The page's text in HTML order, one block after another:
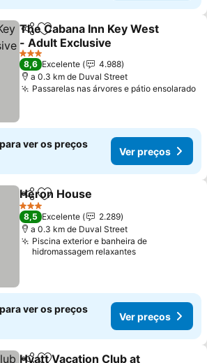
PartilharAdicionar aos favoritos
The Cabana Inn Key West
- Adult Exclusive
Ver preços
3 Estrelas
8,6 Excelente
4.988
a 0.3 km de Duval Street
Passarelas nas árvores e pátio ensolarado
ver os preços
Ver preços
PartilharAdicionar aos favoritos
Heron House
3 Estrelas
8,5 Excelente
2.289
a 0.3 km de Duval Street
Piscina exterior e banheira de
hidromassagem relaxantes
ver os preços
Ver preços
Hyatt Vacation Club at